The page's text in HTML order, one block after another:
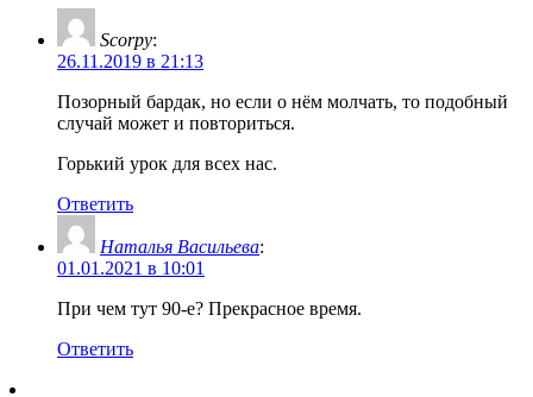
Scorpy:
26.11.2019 в 21:13
Позорный бардак, но если о нём молчать, то подобный
случай может и повториться.
Горький урок для всех нас.
Ответить
Наталья Васильева:
01.01.2021 в 10:01
При чем тут 90-е? Прекрасное время.
Ответить